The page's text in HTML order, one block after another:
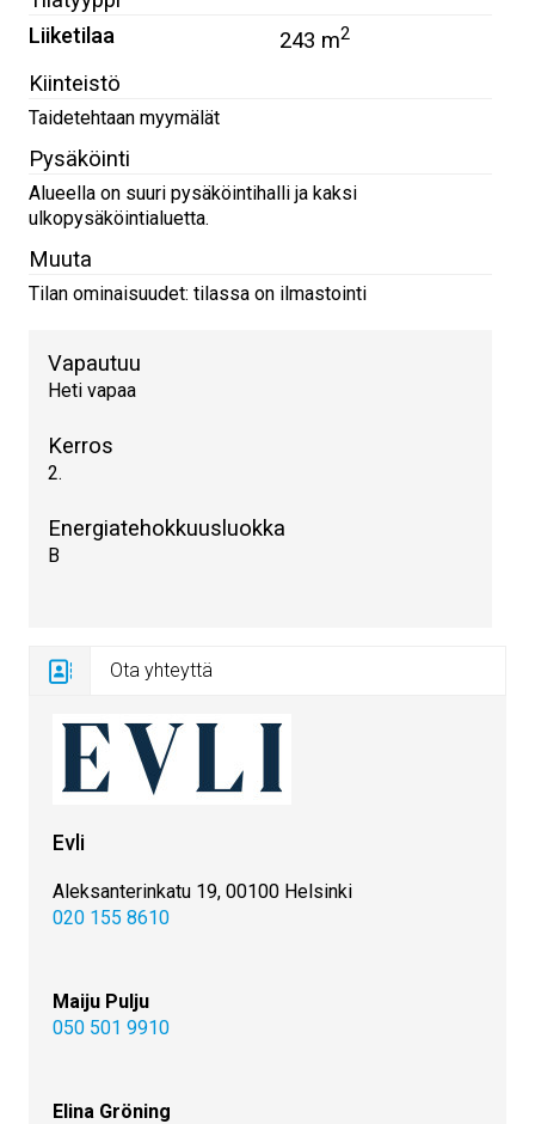
Liiketilaa
243 m2
Kiinteistö
Taidetehtaan myymälät
Pysäköinti
Alueella on suuri pysäköintihalli ja kaksi
ulkopysäköintialuetta.
Muuta
Tilan ominaisuudet: tilassa on ilmastointi
Vapautuu
Heti vapaa
Kerros
2.
Energiatehokkuusluokka
B
Ota yhteyttä
Evli
Aleksanterinkatu 19, 00100 Helsinki
020 155 8610
Maiju Pulju
050 501 9910
Elina Gröning